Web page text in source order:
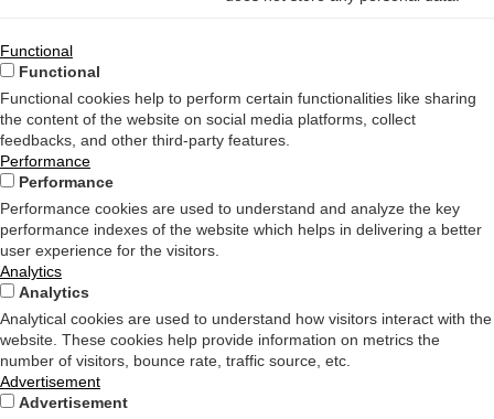
Functional
Functional
Functional cookies help to perform certain functionalities like sharing
the content of the website on social media platforms, collect
feedbacks, and other third-party features.
Performance
Performance
Performance cookies are used to understand and analyze the key
performance indexes of the website which helps in delivering a better
user experience for the visitors.
Analytics
Analytics
Analytical cookies are used to understand how visitors interact with the
website. These cookies help provide information on metrics the
number of visitors, bounce rate, traffic source, etc.
Advertisement
Advertisement